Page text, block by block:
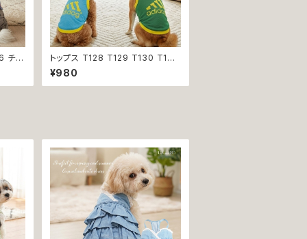
チェ
猫
トップス T128 T129 T130 T131
T132 Ｔシャツ 1-7号 小型犬用 ス
ポーティー カジュアル メッシュ ノ
ースリーブ ブルー グリーン ネイ
¥980